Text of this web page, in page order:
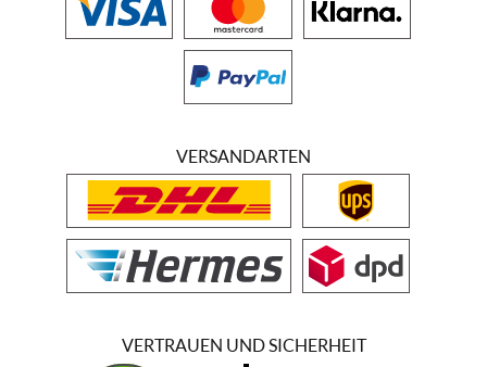
VERSANDARTEN
VERTRAUEN UND SICHERHEIT